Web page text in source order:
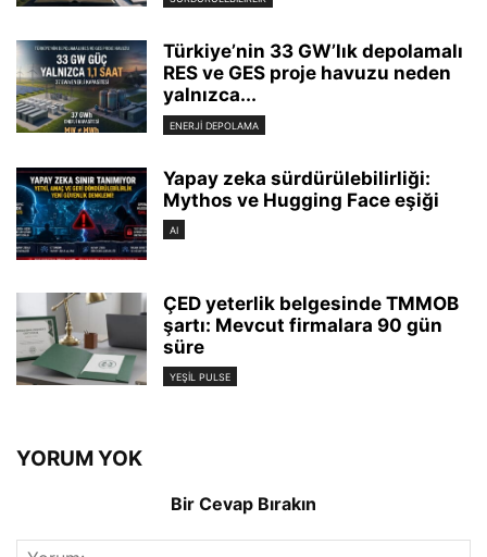
Türkiye’nin 33 GW’lık depolamalı
RES ve GES proje havuzu neden
yalnızca...
ENERJI DEPOLAMA
Yapay zeka sürdürülebilirliği:
Mythos ve Hugging Face eşiği
AI
ÇED yeterlik belgesinde TMMOB
şartı: Mevcut firmalara 90 gün
süre
YEŞIL PULSE
YORUM YOK
Bir Cevap Bırakın